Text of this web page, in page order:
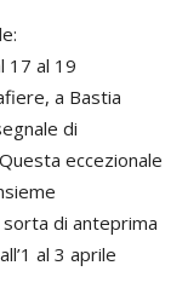
17 al 19
a Bastia
di
eccezionale
sorta di anteprima
al 3 aprile